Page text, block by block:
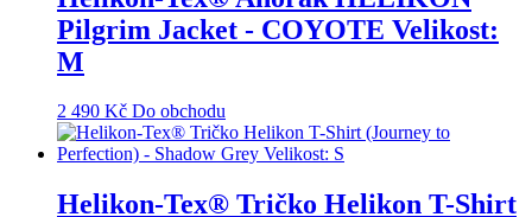
Pilgrim Jacket - COYOTE Velikost:
M
2 490 Kč Do obchodu
Helikon-Tex® Tričko Helikon T-Shirt